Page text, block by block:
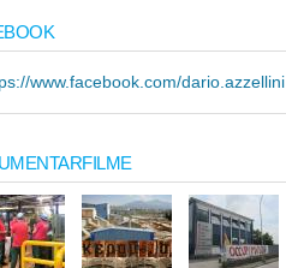
www.facebook.com/dario.azzellini